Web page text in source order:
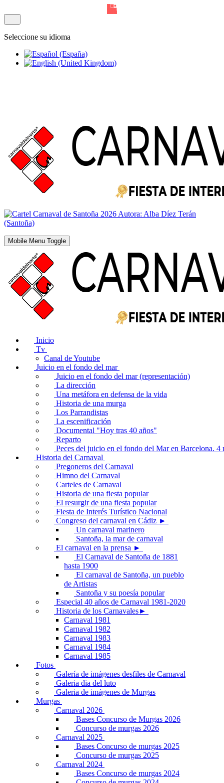
Seleccione su idioma
Mobile Menu Toggle
Inicio
Tv
Canal de Youtube
Juicio en el fondo del mar
Juicio en el fondo del mar (representación)
La dirección
Una metáfora en defensa de la vida
Historia de una murga
Los Parrandistas
La escenificación
Documental "Hoy tras 40 años"
Reparto
Peces del juicio en el fondo del Mar en Barcelona. 4
Historia del Carnaval
Pregoneros del Carnaval
Himno del Carnaval
Carteles de Carnaval
Historia de una fiesta popular
El resurgir de una fiesta popular
Fiesta de Interés Turístico Nacional
Congreso del carnaval en Cádiz ►
Un carnaval marinero
Santoña, la mar de carnaval
El carnaval en la prensa ►
El Carnaval de Santoña de 1881
hasta 1900
El carnaval de Santoña, un pueblo
de Artistas
Santoña y su poesía popular
Especial 40 años de Carnaval 1981-2020
Historia de los Carnavales►
Carnaval 1981
Carnaval 1982
Carnaval 1983
Carnaval 1984
Carnaval 1985
Fotos
Galería de imágenes desfiles de Carnaval
Galeria dia del luto
Galeria de imágenes de Murgas
Murgas
Carnaval 2026
Bases Concurso de Murgas 2026
Concurso de murgas 2026
Carnaval 2025
Bases Concurso de murgas 2025
Concurso de murgas 2025
Carnaval 2024
Bases Concurso de murgas 2024